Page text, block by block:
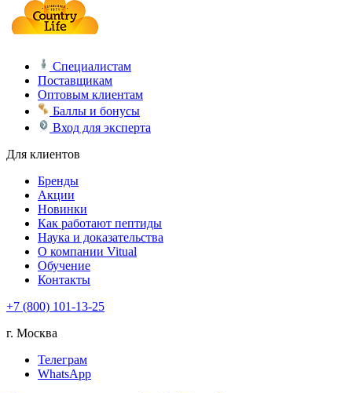
Специалистам
Поставщикам
Оптовым клиентам
Баллы и бонусы
Вход для эксперта
Для клиентов
Бренды
Акции
Новинки
Как работают пептиды
Наука и доказательства
О компании Vitual
Обучение
Контакты
+7 (800) 101-13-25
г. Москва
Телеграм
WhatsApp